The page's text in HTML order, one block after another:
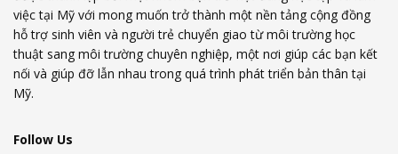
việc tại Mỹ với mong muốn trở thành một nền tảng cộng đồng
hỗ trợ sinh viên và người trẻ chuyển giao từ môi trường học
thuật sang môi trường chuyên nghiệp, một nơi giúp các bạn kết
nối và giúp đỡ lẫn nhau trong quá trình phát triển bản thân tại
Mỹ.
Follow Us